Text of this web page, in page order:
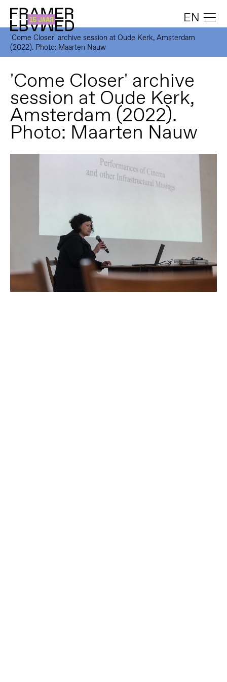
EN
'Come Closer' archive session at Oude Kerk, Amsterdam
(2022). Photo: Maarten Nauw
'Come Closer' archive
session at Oude Kerk,
Amsterdam (2022).
Photo: Maarten Nauw